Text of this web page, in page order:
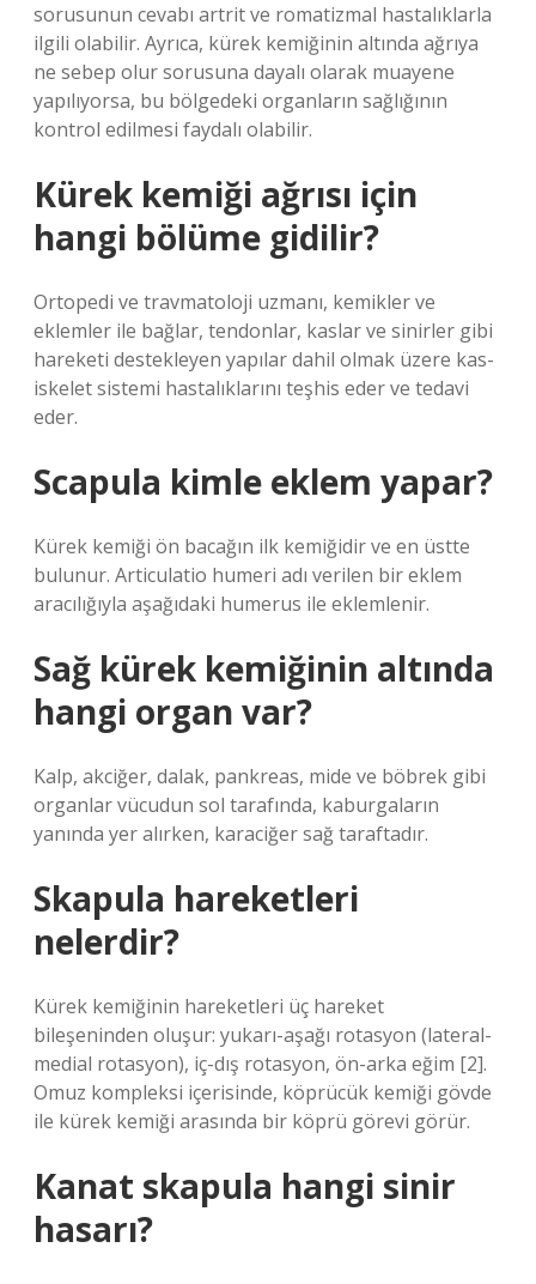
sorusunun cevabı artrit ve romatizmal hastalıklarla
ilgili olabilir. Ayrıca, kürek kemiğinin altında ağrıya
ne sebep olur sorusuna dayalı olarak muayene
yapılıyorsa, bu bölgedeki organların sağlığının
kontrol edilmesi faydalı olabilir.
Kürek kemiği ağrısı için
hangi bölüme gidilir?
Ortopedi ve travmatoloji uzmanı, kemikler ve
eklemler ile bağlar, tendonlar, kaslar ve sinirler gibi
hareketi destekleyen yapılar dahil olmak üzere kas-
iskelet sistemi hastalıklarını teşhis eder ve tedavi
eder.
Scapula kimle eklem yapar?
Kürek kemiği ön bacağın ilk kemiğidir ve en üstte
bulunur. Articulatio humeri adı verilen bir eklem
aracılığıyla aşağıdaki humerus ile eklemlenir.
Sağ kürek kemiğinin altında
hangi organ var?
Kalp, akciğer, dalak, pankreas, mide ve böbrek gibi
organlar vücudun sol tarafında, kaburgaların
yanında yer alırken, karaciğer sağ taraftadır.
Skapula hareketleri
nelerdir?
Kürek kemiğinin hareketleri üç hareket
bileşeninden oluşur: yukarı-aşağı rotasyon (lateral-
medial rotasyon), iç-dış rotasyon, ön-arka eğim [2].
Omuz kompleksi içerisinde, köprücük kemiği gövde
ile kürek kemiği arasında bir köprü görevi görür.
Kanat skapula hangi sinir
hasarı?